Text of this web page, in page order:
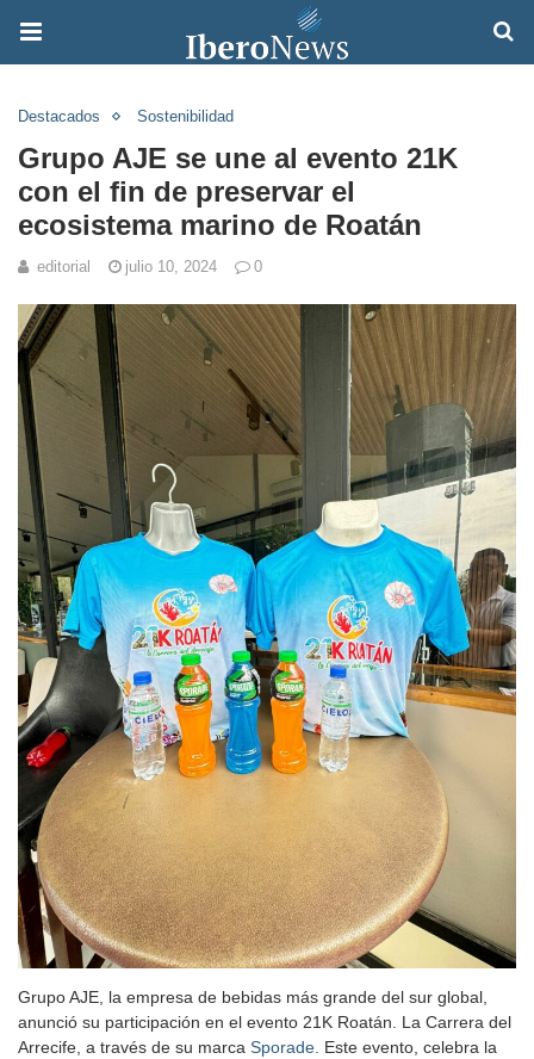
Destacados Sostenibilidad
Grupo AJE se une al evento 21K
con el fin de preservar el
ecosistema marino de Roatán
editorial julio 10, 2024 0
Grupo AJE, la empresa de bebidas más grande del sur global,
anunció su participación en el evento 21K Roatán. La Carrera del
Arrecife, a través de su marca Sporade. Este evento, celebra la